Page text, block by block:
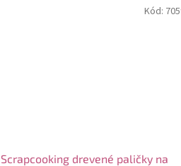
Scrapcooking drevené paličky na
Kód: